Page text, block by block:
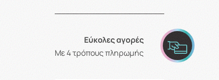
Εύκολες αγορές
Με 4 τρόπους πληρωμής